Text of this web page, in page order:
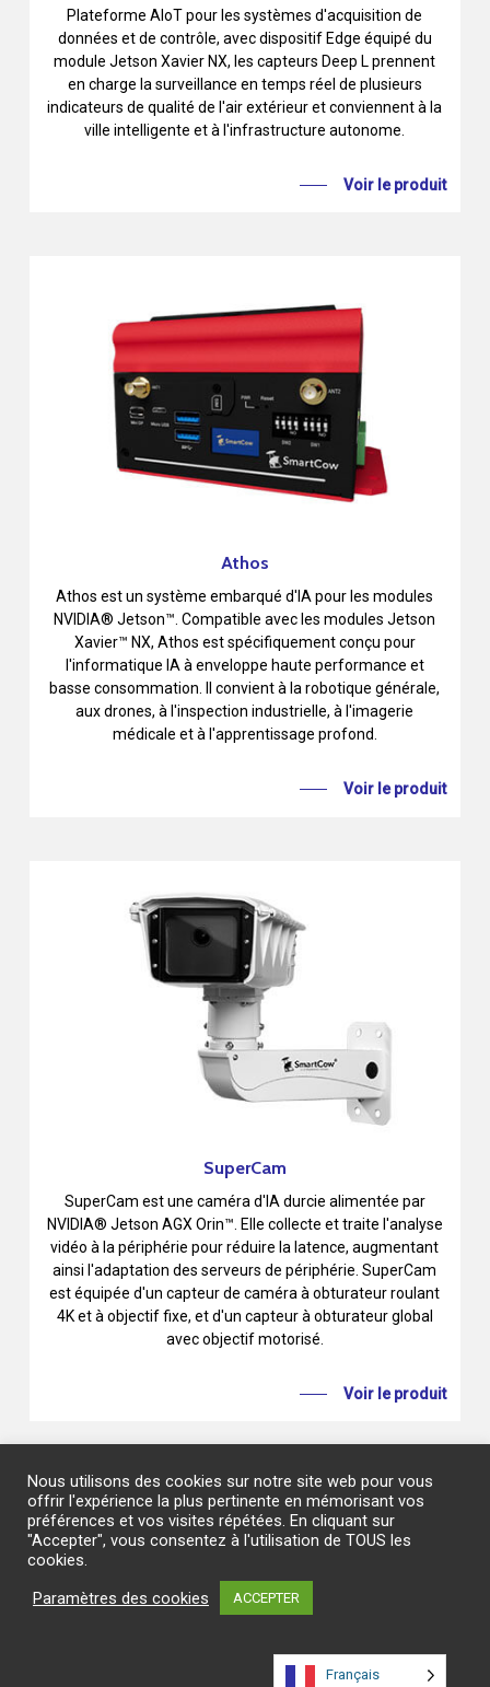
Plateforme AIoT pour les systèmes d'acquisition de
données et de contrôle, avec dispositif Edge équipé du
module Jetson Xavier NX, les capteurs Deep L prennent
en charge la surveillance en temps réel de plusieurs
indicateurs de qualité de l'air extérieur et conviennent à la
ville intelligente et à l'infrastructure autonome.
Voir le produit
Athos
Athos est un système embarqué d'IA pour les modules
NVIDIA® Jetson™. Compatible avec les modules Jetson
Xavier™ NX, Athos est spécifiquement conçu pour
l'informatique IA à enveloppe haute performance et
basse consommation. Il convient à la robotique générale,
aux drones, à l'inspection industrielle, à l'imagerie
médicale et à l'apprentissage profond.
Voir le produit
SuperCam
SuperCam est une caméra d'IA durcie alimentée par
NVIDIA® Jetson AGX Orin™. Elle collecte et traite l'analyse
vidéo à la périphérie pour réduire la latence, augmentant
ainsi l'adaptation des serveurs de périphérie. SuperCam
est équipée d'un capteur de caméra à obturateur roulant
4K et à objectif fixe, et d'un capteur à obturateur global
avec objectif motorisé.
Voir le produit
Pour plus d'informations sur SMARTCOW et les
solutions Smart Cities disponibles chez PNY,
contactez l'équipe PNY.
CONTACTER NOTRE ÉQUIPE
Nous utilisons des cookies sur notre site web pour vous
offrir l'expérience la plus pertinente en mémorisant vos
préférences et vos visites répétées. En cliquant sur
"Accepter", vous consentez à l'utilisation de TOUS les
cookies.
Paramètres des cookies
ACCEPTER
Français